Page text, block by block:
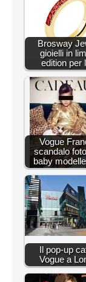
Brosway
gioielli in
edition per
Vogue
scandalo
baby
Il pop-up
Vogue a